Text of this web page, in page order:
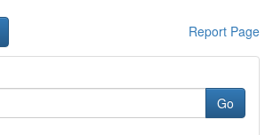
Report Page
Go